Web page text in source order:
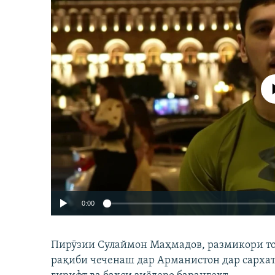
Феълан
0:00
Пирӯзии Сулаймон Маҳмадов, размикори
рақиби чеченаш дар Арманистон дар